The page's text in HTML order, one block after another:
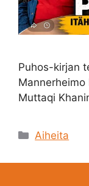
Puhos-kirjan
Muttaqi
Categories
Aiheita